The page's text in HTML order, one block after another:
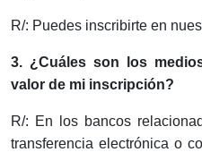
R/: Puedes inscribirte en
3. ¿Cuáles son los
valor de mi inscripción?
R/: En los bancos
transferencia electrónica o